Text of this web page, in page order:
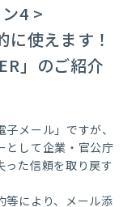
4 >
使えます！
」のご紹介
メール」ですが、
として企業・官公庁
った信頼を取り戻す
等により、メール添